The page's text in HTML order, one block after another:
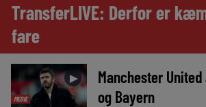
TransferLIVE: Derfor er
fare
MEDIE
►
Manchester
og Bayern